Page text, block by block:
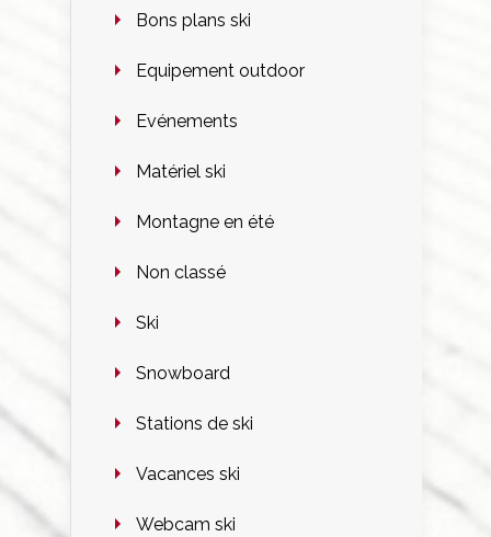
Bons plans ski
Equipement outdoor
Evénements
Matériel ski
Montagne en été
Non classé
Ski
Snowboard
Stations de ski
Vacances ski
Webcam ski